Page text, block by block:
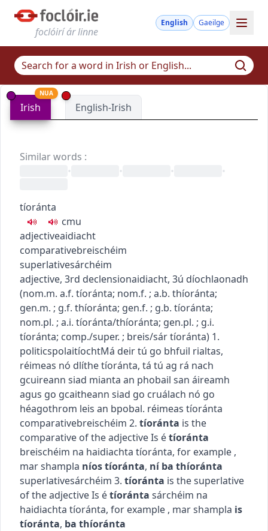
foclóirí ár linne
English Gaeilge
Irish
NUA
English-Irish
Similar words :
•
• • •
tíoránta
cmu
adjectiveaidiacht
comparativebreischéim
superlativesárchéim
adjective, 3rd declensionaidiacht, 3ú díochlaonadh
(nom.m. a.f. tíoránta; nom.f. ; a.b. thíoránta;
gen.m. ; g.f. thíoránta; gen.f. ; g.b. tíoránta;
nom.pl. ; a.i. tíoránta/thíoránta; gen.pl. ; g.i.
tíoránta; comp./super. ; breis/sártíoránta) 1.
politicspolaitíochtMá deir tú go bhfuil rialtas,
réimeas nó dlíthe tíoránta, tá tú ag rá nach
gcuireann siad mianta an phobail san áireamh
agus go gcaitheann siad go cruálach nó go
héagothrom leis an bpobal. réimeas tíoránta
comparativebreischéim 2. tíoránta is the
comparative of the adjectiveIs étíoránta
breischéim na haidiachta tíoránta, for example ,
mar shampla níos tíoránta, ní ba thíoránta
superlativesárchéim 3. tíoránta is the superlative
of the adjectiveIs étíoránta sárchéim na
haidiachta tíoránta, for example , mar shampla is
tíoránta, ba thíoránta